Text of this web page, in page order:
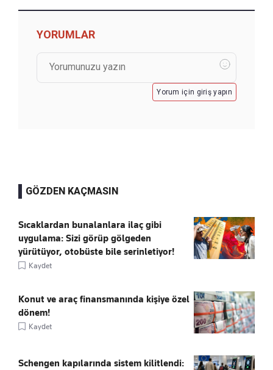
YORUMLAR
Yorum için giriş yapın
GÖZDEN KAÇMASIN
Sıcaklardan bunalanlara ilaç gibi
uygulama: Sizi görüp gölgeden
yürütüyor, otobüste bile serinletiyor!
Kaydet
Konut ve araç finansmanında kişiye özel
dönem!
Kaydet
Schengen kapılarında sistem kilitlendi: